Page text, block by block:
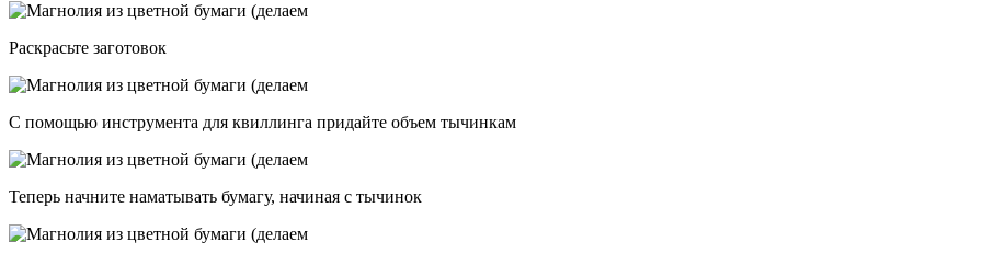
Раскрасьте заготовок
С помощью инструмента для квиллинга придайте объем тычинкам
Теперь начните наматывать бумагу, начиная с тычинок